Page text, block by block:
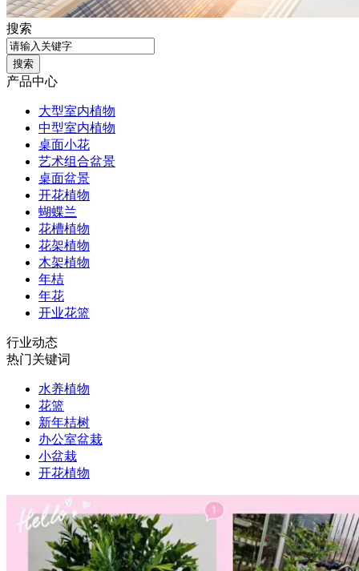
搜索
产品中心
大型室内植物
中型室内植物
桌面小花
艺术组合盆景
桌面盆景
开花植物
蝴蝶兰
花槽植物
花架植物
木架植物
年桔
年花
开业花篮
行业动态
热门关键词
水养植物
花篮
新年桔树
办公室盆栽
小盆栽
开花植物